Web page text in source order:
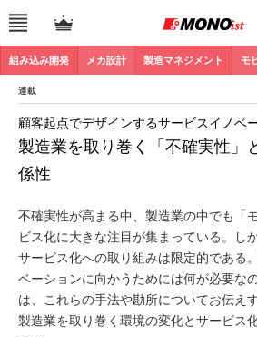
組み込み開発 メカ設計 製造マネジメント モ
連載
製造業を取り巻く「不確実性」
係性
顧客起点でデザインするサービスイノベー
不確実性が高まる中、製造業の中でも「
ビス化に大きな注目が集まっている。し
サービス化への取り組みは限定的である
ベーションに向かうためには何が必要な
は、これらの手法や勘所についてお伝え
製造業を取り巻く環境の変化とサービス